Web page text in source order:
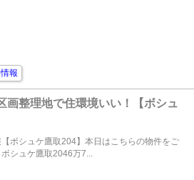
報
画整理地で住環境いい！【ボシュ
ボシュケ鷹取204】本日はこちらの物件をご
シュケ鷹取2046万7...